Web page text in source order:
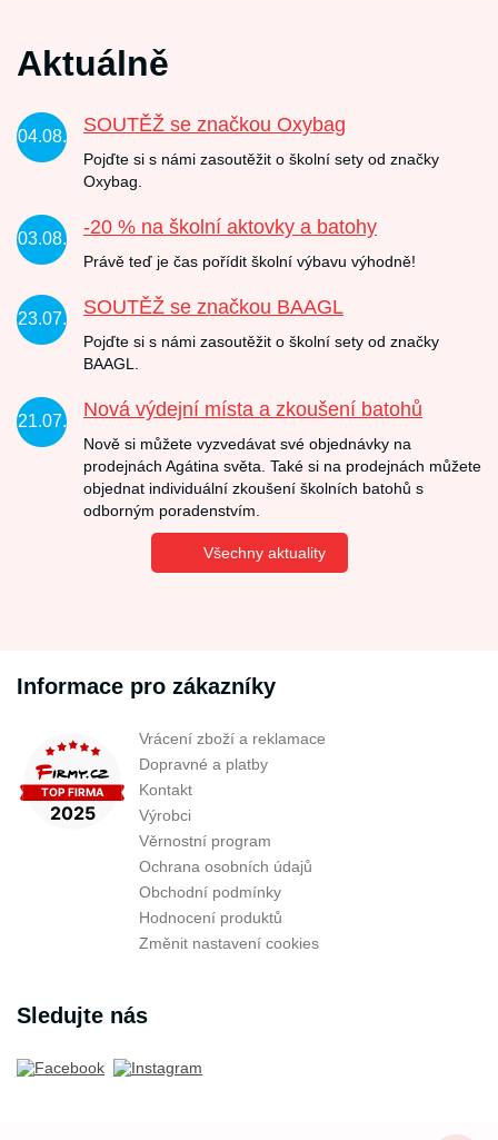
Aktuálně
04.08.
SOUTĚŽ se značkou Oxybag
Pojďte si s námi zasoutěžit o školní sety od značky
Oxybag.
03.08.
-20 % na školní aktovky a batohy
Právě teď je čas pořídit školní výbavu výhodně!
23.07.
SOUTĚŽ se značkou BAAGL
Pojďte si s námi zasoutěžit o školní sety od značky
BAAGL.
21.07.
Nová výdejní místa a zkoušení batohů
Nově si můžete vyzvedávat své objednávky na
prodejnách Agátina světa. Také si na prodejnách můžete
objednat individuální zkoušení školních batohů s
odborným poradenstvím.
Všechny aktuality
Informace pro zákazníky
Vrácení zboží a reklamace
Dopravné a platby
Kontakt
Výrobci
Věrnostní program
Ochrana osobních údajů
Obchodní podmínky
Hodnocení produktů
Změnit nastavení cookies
Sledujte nás